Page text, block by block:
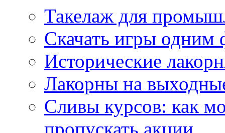
Такелаж для
Скачать игры одним
Исторические
Лакорны на
Сливы курсов: как
пропускать акции